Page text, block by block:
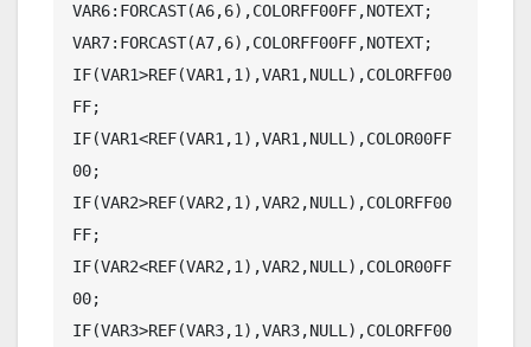
VAR6:FORCAST(A6,6),COLORFF00FF,NOTEXT;
VAR7:FORCAST(A7,6),COLORFF00FF,NOTEXT;
IF(VAR1>REF(VAR1,1),VAR1,NULL),COLORFF00
FF;
IF(VAR1<REF(VAR1,1),VAR1,NULL),COLOR00FF
00;
IF(VAR2>REF(VAR2,1),VAR2,NULL),COLORFF00
FF;
IF(VAR2<REF(VAR2,1),VAR2,NULL),COLOR00FF
00;
IF(VAR3>REF(VAR3,1),VAR3,NULL),COLORFF00